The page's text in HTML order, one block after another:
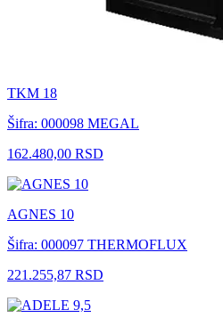
TKM 18
Šifra: 000098 MEGAL
162.480,00 RSD
AGNES 10
Šifra: 000097 THERMOFLUX
221.255,87 RSD